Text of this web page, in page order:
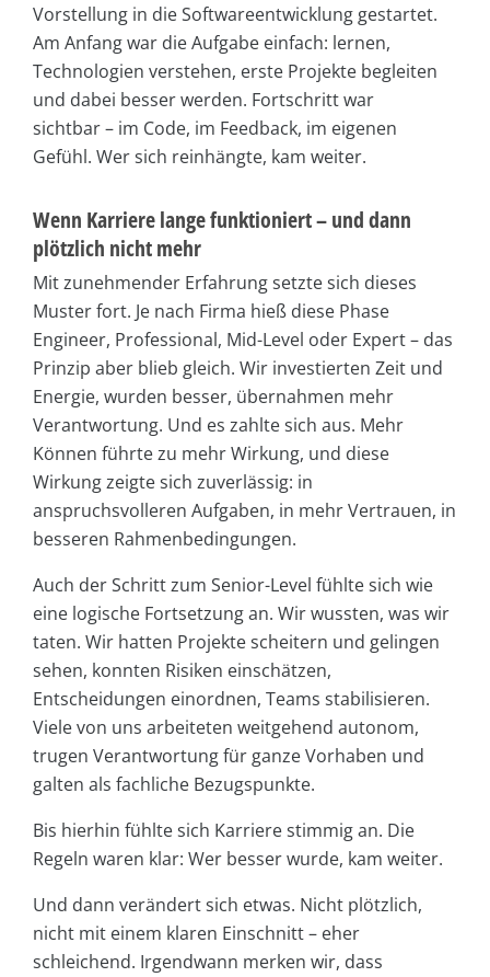
Vorstellung in die Softwareentwicklung gestartet.
Am Anfang war die Aufgabe einfach: lernen,
Technologien verstehen, erste Projekte begleiten
und dabei besser werden. Fortschritt war
sichtbar – im Code, im Feedback, im eigenen
Gefühl. Wer sich reinhängte, kam weiter.
Wenn Karriere lange funktioniert – und dann
plötzlich nicht mehr
Mit zunehmender Erfahrung setzte sich dieses
Muster fort. Je nach Firma hieß diese Phase
Engineer, Professional, Mid-Level oder Expert – das
Prinzip aber blieb gleich. Wir investierten Zeit und
Energie, wurden besser, übernahmen mehr
Verantwortung. Und es zahlte sich aus. Mehr
Können führte zu mehr Wirkung, und diese
Wirkung zeigte sich zuverlässig: in
anspruchsvolleren Aufgaben, in mehr Vertrauen, in
besseren Rahmenbedingungen.
Auch der Schritt zum Senior-Level fühlte sich wie
eine logische Fortsetzung an. Wir wussten, was wir
taten. Wir hatten Projekte scheitern und gelingen
sehen, konnten Risiken einschätzen,
Entscheidungen einordnen, Teams stabilisieren.
Viele von uns arbeiteten weitgehend autonom,
trugen Verantwortung für ganze Vorhaben und
galten als fachliche Bezugspunkte.
Bis hierhin fühlte sich Karriere stimmig an. Die
Regeln waren klar: Wer besser wurde, kam weiter.
Und dann verändert sich etwas. Nicht plötzlich,
nicht mit einem klaren Einschnitt – eher
schleichend. Irgendwann merken wir, dass